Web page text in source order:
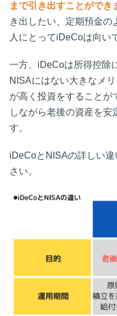
まで引き出すことができ
き出したい、定期預金の
人にとってiDeCoは向い
一方、iDeCoは所得控除
NISAにはない大きなメ
が高く投資をすることが
しながら老後の資産を安
す。
iDeCoとNISAの詳しい
さい。